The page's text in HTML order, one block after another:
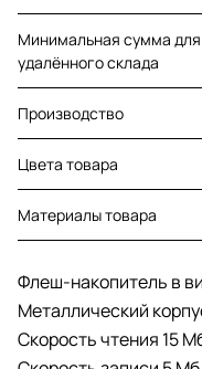
Минимальная сумма для
удалённого склада
Производство
Цвета товара
Материалы товара
Флеш-накопитель в
Металлический
Скорость чтения 15